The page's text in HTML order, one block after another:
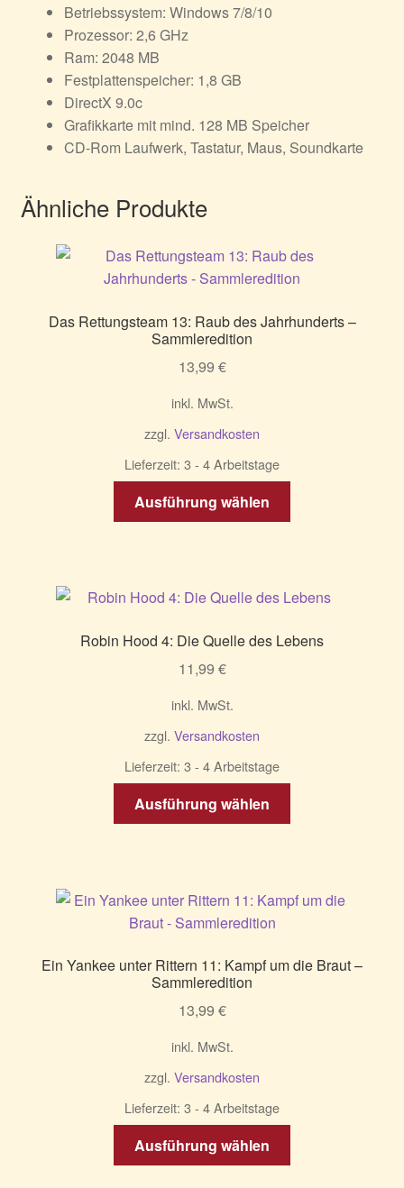
Betriebssystem: Windows 7/8/10
Prozessor: 2,6 GHz
Ram: 2048 MB
Festplattenspeicher: 1,8 GB
DirectX 9.0c
Grafikkarte mit mind. 128 MB Speicher
CD-Rom Laufwerk, Tastatur, Maus, Soundkarte
Ähnliche Produkte
Das Rettungsteam 13: Raub des Jahrhunderts –
Sammleredition
13,99 €
inkl. MwSt.
zzgl. Versandkosten
Lieferzeit: 3 - 4 Arbeitstage
Ausführung wählen
auf.
Optionen
werden
Robin Hood 4: Die Quelle des Lebens
11,99 €
inkl. MwSt.
zzgl. Versandkosten
Lieferzeit: 3 - 4 Arbeitstage
Ausführung wählen
auf.
können
Ein Yankee unter Rittern 11: Kampf um die Braut –
Sammleredition
13,99 €
inkl. MwSt.
zzgl. Versandkosten
Lieferzeit: 3 - 4 Arbeitstage
Ausführung wählen